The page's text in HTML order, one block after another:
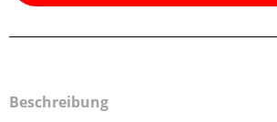
Beschreibung